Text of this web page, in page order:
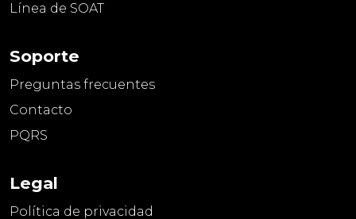
Línea de SOAT
Soporte
Preguntas frecuentes
Contacto
PQRS
Legal
Política de privacidad